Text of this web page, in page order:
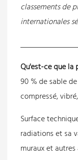
classements de
internationales
Qu'est-ce que la
90 % de sable
compressé,
Surface
radiations et sa
muraux et